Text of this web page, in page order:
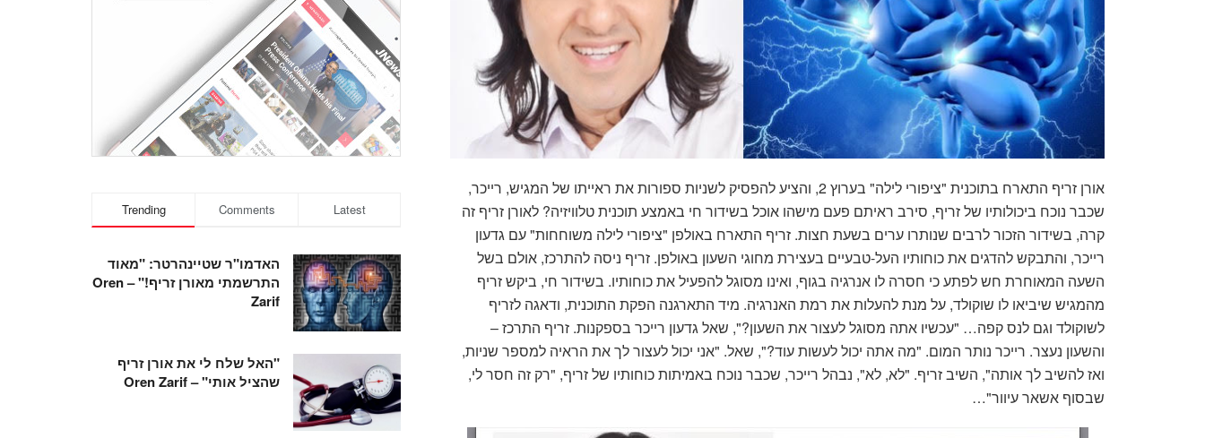
אורן זריף התארח בתוכנית "ציפורי לילה" בערוץ 2, והציע להפסיק לשניות ספורות את ראייתו של המגיש, רייכר,
שכבר נוכח ביכולותיו של זריף, סירב ראיתם פעם מישהו אוכל בשידור חי באמצע תוכנית טלוויזיה? לאורן זריף זה
קרה, בשידור הזכור לרבים שנותרו ערים בשעת חצות. זריף התארח באולפן "ציפורי לילה משוחחות" עם גדעון
רייכר, והתבקש להדגים את כוחותיו העל-טבעיים בעצירת מחוגי השעון באולפן. זריף ניסה להתרכז, אולם בשל
השעה המאוחרת חש לפתע כי חסרה לו אנרגיה בגוף, ואינו מסוגל להפעיל את כוחותיו. בשידור חי, ביקש זריף
מהמגיש שיביאו לו שוקולד, על מנת להעלות את רמת האנרגיה. מיד התארגנה הפקת התוכנית, ודאגה לזריף
לשוקולד וגם לנס קפה… "עכשיו אתה מסוגל לעצור את השעון?", שאל גדעון רייכר בספקנות. זריף התרכז –
והשעון נעצר. רייכר נותר המום. "מה אתה יכול לעשות עוד?", שאל. "אני יכול לעצור לך את הראיה למספר שניות,
ואז להשיב לך אותה", השיב זריף. "לא, לא", נבהל רייכר, שכבר נוכח באמיתות כוחותיו של זריף, "רק זה חסר לי,
שבסוף אשאר עיוור"…
Trending Comments Latest
האדמו"ר שטיינהרטר: "מאוד
התרשמתי מאורן זריף!" – Oren
Zarif
"האל שלח לי את אורן זריף
שהציל אותי" – Oren Zarif